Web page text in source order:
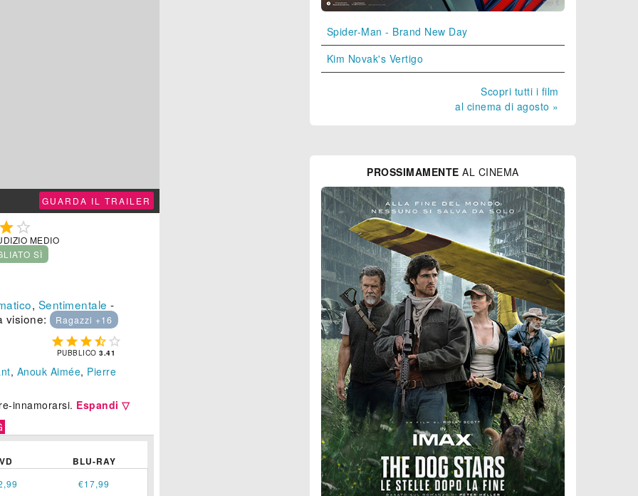
GUARDA IL TRAILER

MEDIO
SÌ
, Sentimentale -
visione:
Ragazzi +16
    
PUBBLICO3.41
, Anouk Aimée, Pierre
innamorarsi. Espandi ▽
BLU-RAY
€17,99
Spider-Man - Brand New Day
Kim Novak's Vertigo
Scopri tutti i film
al cinema di agosto »
PROSSIMAMENTE AL CINEMA